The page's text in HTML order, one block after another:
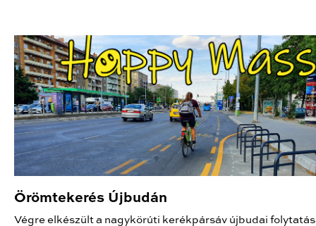
Örömtekerés Újbudán
Végre elkészült a nagykörúti kerékpársáv újbudai